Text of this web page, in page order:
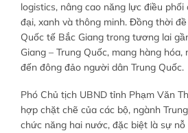
logistics, nâng cao năng lực điều
đại, xanh và thông minh. Đồng thời
Quốc tế Bắc Giang trong tương lai
Giang – Trung Quốc, mang hàng hóa,
đến đông đảo người dân Trung Quốc.
Phó Chủ tịch UBND tỉnh Phạm Văn
hợp chặt chẽ của các bộ, ngành
chức năng hai nước, đặc biệt là sự